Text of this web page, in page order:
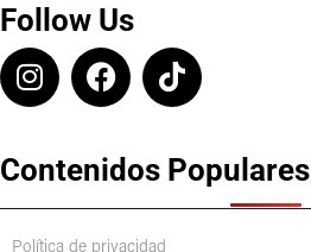
Follow Us
Contenidos Populares
Política de privacidad